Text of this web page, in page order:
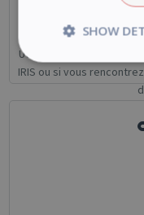
Utilisez ce formulaire si
IRIS ou si vous
SHOW
Strictly